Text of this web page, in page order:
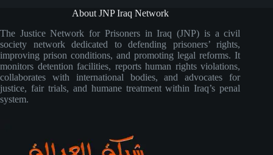
About JNP Iraq Network
The Justice Network for Prisoners in Iraq (JNP) is a civil
society network dedicated to defending prisoners’ rights,
improving prison conditions, and promoting legal reforms. It
monitors detention facilities, reports human rights violations,
collaborates with international bodies, and advocates for
justice, fair trials, and humane treatment within Iraq’s penal
system.